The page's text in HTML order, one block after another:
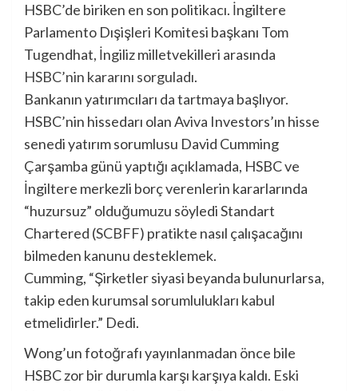
HSBC’de biriken en son politikacı. İngiltere
Parlamento Dışişleri Komitesi başkanı Tom
Tugendhat, İngiliz milletvekilleri arasında
HSBC’nin kararını sorguladı.
Bankanın yatırımcıları da tartmaya başlıyor.
HSBC’nin hissedarı olan Aviva Investors’ın hisse
senedi yatırım sorumlusu David Cumming
Çarşamba günü yaptığı açıklamada, HSBC ve
İngiltere merkezli borç verenlerin kararlarında
“huzursuz” olduğumuzu söylediStandart
Chartered (SCBFF) pratikte nasıl çalışacağını
bilmeden kanunu desteklemek.
Cumming, “Şirketler siyasi beyanda bulunurlarsa,
takip eden kurumsal sorumlulukları kabul
etmelidirler.” Dedi.
Wong’un fotoğrafı yayınlanmadan önce bile
HSBC zor bir durumla karşı karşıya kaldı. Eski